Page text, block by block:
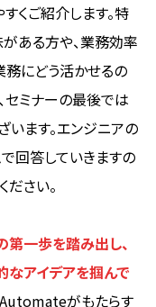
くご紹介します。特
ある方や、業務効率
務にどう活かせるの
セミナーの最後では
います。エンジニアの
回答していきますの
さい。
第一歩を踏み出し、
アイデアを掴んで
がもたらす